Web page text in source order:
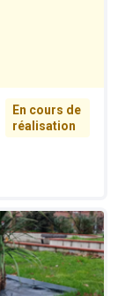
En cours de
réalisation